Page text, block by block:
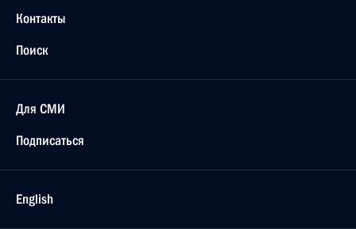
Контакты
Поиск
Для СМИ
Подписаться
English